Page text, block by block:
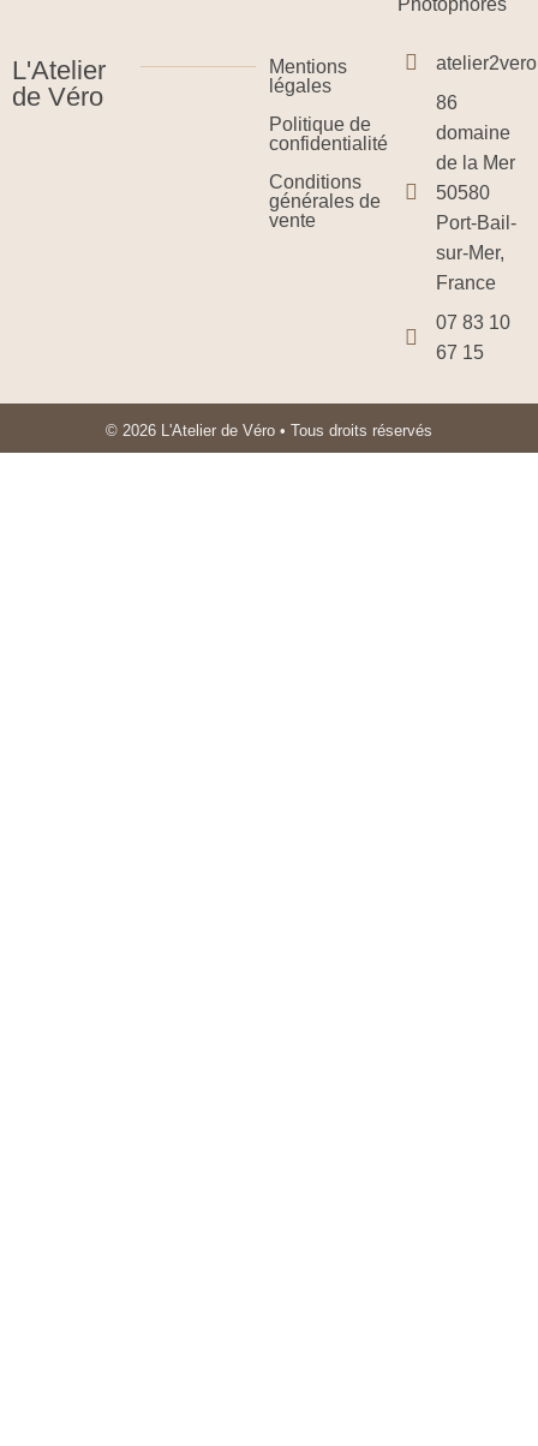
L'Atelier
de Véro
Mentions
légales
Politique de
confidentialité
Conditions
générales de
vente
86
domaine
de la Mer
50580
Port-Bail-
sur-Mer,
France
07 83 10
67 15
© 2026 L'Atelier de Véro • Tous droits réservés